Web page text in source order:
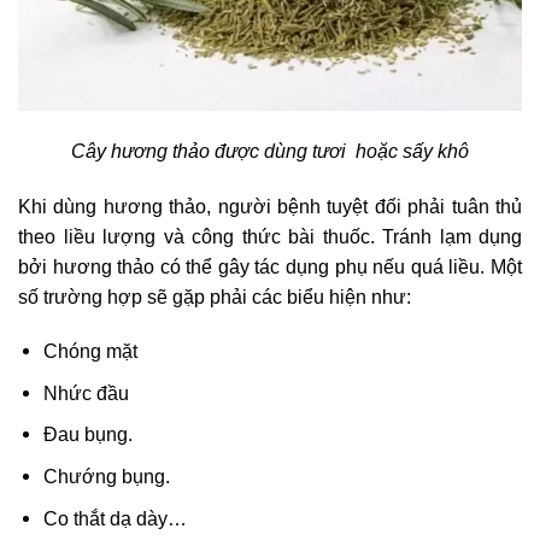
Cây hương thảo được dùng tươi hoặc sấy khô
Khi dùng hương thảo, người bệnh tuyệt đối phải tuân thủ
theo liều lượng và công thức bài thuốc. Tránh lạm dụng
bởi hương thảo có thể gây tác dụng phụ nếu quá liều. Một
số trường hợp sẽ gặp phải các biểu hiện như:
Chóng mặt
Nhức đầu
Đau bụng.
Chướng bụng.
Co thắt dạ dày…